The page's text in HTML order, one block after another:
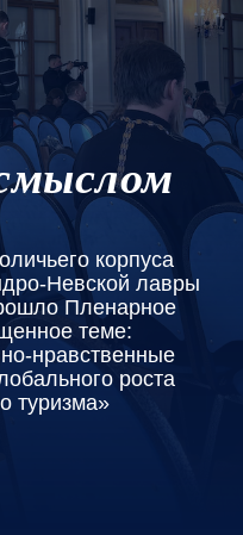
корпуса
Невской лавры
Пленарное
теме:
нравственные
роста
туризма»